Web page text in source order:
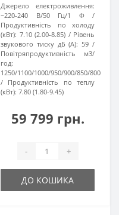
Джерело електроживлення:
~220-240 В/50 Гц/1 Ф
Продуктивність по холоду
(кВт): 7.10 (2.00-8.85)
Рівень
звукового тиску дБ (A): 59
Повітряпродуктивність м3/
год:
1250/1100/1000/950/900/850/800
Продуктивність по теплу
(кВт): 7.80 (1.80-9.45)
59 799 грн.
- +
ДО КОШИКА